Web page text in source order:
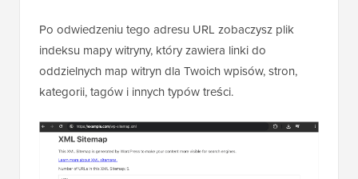
Po odwiedzeniu tego adresu URL zobaczysz plik
indeksu mapy witryny, który zawiera linki do
oddzielnych map witryn dla Twoich wpisów, stron,
kategorii, tagów i innych typów treści.